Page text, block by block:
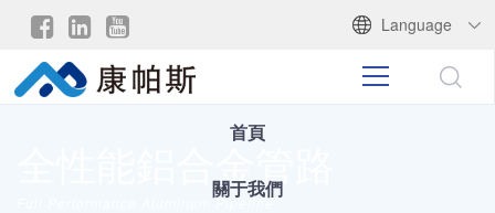
Language
首頁
關于我們
Full Performance Aluminum Pipeline